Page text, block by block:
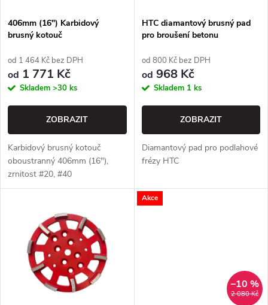
p
r
o
u
k
s
p
r
o
d
u
k
406mm (16") Karbidový
brusný kotouč
od 1 464 Kč bez DPH
od 1 771 Kč
Skladem >30 ks
ZOBRAZIT
Karbidový brusný kotouč
oboustranný 406mm (16"),
zrnitost #20, #40
HTC diamantový brusný pad
pro broušení betonu
od 800 Kč bez DPH
od 968 Kč
Skladem 1 ks
ZOBRAZIT
Diamantový pad pro podlahové
frézy HTC
Akce
2 080 Kč
–10 %